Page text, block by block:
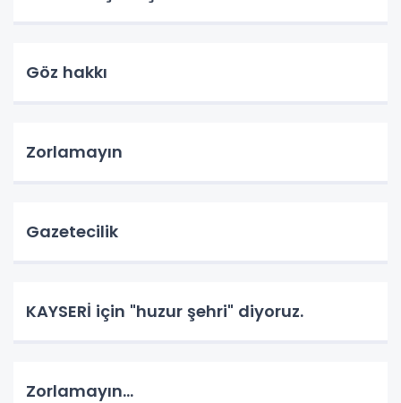
Göz hakkı
Zorlamayın
Gazetecilik
KAYSERİ için "huzur şehri" diyoruz.
Zorlamayın...